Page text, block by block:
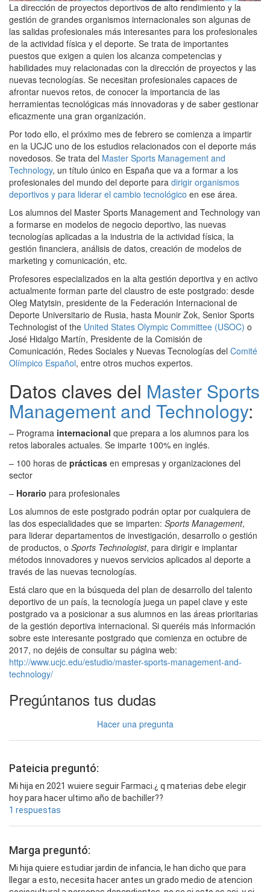
La dirección de proyectos deportivos de alto rendimiento y la
gestión de grandes organismos internacionales son algunas de
las salidas profesionales más interesantes para los profesionales
de la actividad física y el deporte. Se trata de importantes
puestos que exigen a quien los alcanza competencias y
habilidades muy relacionadas con la dirección de proyectos y las
nuevas tecnologías. Se necesitan profesionales capaces de
afrontar nuevos retos, de conocer la importancia de las
herramientas tecnológicas más innovadoras y de saber gestionar
eficazmente una gran organización.
Por todo ello, el próximo mes de febrero se comienza a impartir
en la UCJC uno de los estudios relacionados con el deporte más
novedosos. Se trata del Master Sports Management and
Technology, un título único en España que va a formar a los
profesionales del mundo del deporte para dirigir organismos
deportivos y para liderar el cambio tecnológico en ese área.
Los alumnos del Master Sports Management and Technology van
a formarse en modelos de negocio deportivo, las nuevas
tecnologías aplicadas a la industria de la actividad física, la
gestión financiera, análisis de datos, creación de modelos de
marketing y comunicación, etc.
Profesores especializados en la alta gestión deportiva y en activo
actualmente forman parte del claustro de este postgrado: desde
Oleg Matytsin, presidente de la Federación Internacional de
Deporte Universitario de Rusia, hasta Mounir Zok, Senior Sports
Technologist of the United States Olympic Committee (USOC) o
José Hidalgo Martín, Presidente de la Comisión de
Comunicación, Redes Sociales y Nuevas Tecnologías del Comité
Olímpico Español, entre otros muchos expertos.
Datos claves del Master Sports
Management and Technology:
– Programa internacional que prepara a los alumnos para los
retos laborales actuales. Se imparte 100% en inglés.
– 100 horas de prácticas en empresas y organizaciones del
sector
– Horario para profesionales
Los alumnos de este postgrado podrán optar por cualquiera de
las dos especialidades que se imparten: Sports Management,
para liderar departamentos de investigación, desarrollo o gestión
de productos, o Sports Technologist, para dirigir e implantar
métodos innovadores y nuevos servicios aplicados al deporte a
través de las nuevas tecnologías.
Está claro que en la búsqueda del plan de desarrollo del talento
deportivo de un país, la tecnología juega un papel clave y este
postgrado va a posicionar a sus alumnos en las áreas prioritarias
de la gestión deportiva internacional. Si queréis más información
sobre este interesante postgrado que comienza en octubre de
2017, no dejéis de consultar su página web:
http://www.ucjc.edu/estudio/master-sports-management-and-
technology/
Pregúntanos tus dudas
Hacer una pregunta
Pateicia preguntó:
Mi hija en 2021 wuiere seguir Farmaci.¿ q materias debe elegir
hoy para hacer ultimo año de bachiller??
1 respuestas
Marga preguntó:
Mi hija quiere estudiar jardin de infancia, le han dicho que para
llegar a esto, necesita hacer antes un grado medio de atencion